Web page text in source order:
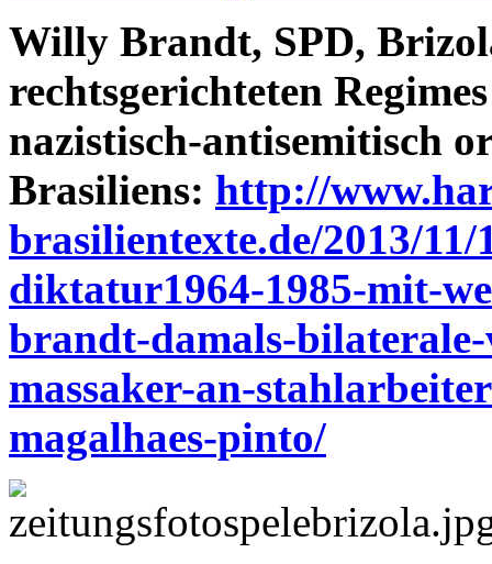
Willy Brandt, SPD,
rechtsgerichteten
nazistisch-antisemitisch
Brasiliens: http://
brasilientexte.de/2013/
diktatur1964-1985-mit-
brandt-damals-
massaker-an-
magalhaes-pinto/